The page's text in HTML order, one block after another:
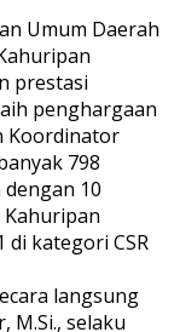
Umum Daerah
prestasi
penghargaan
Koordinator
798
10
di kategori CSR
langsung
M.Si., selaku